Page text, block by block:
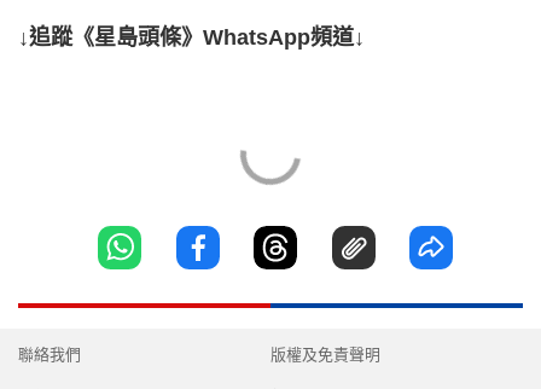
↓追蹤《星島頭條》WhatsApp頻道↓
聯絡我們 版權及免責聲明